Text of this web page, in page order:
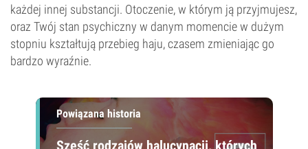
każdej innej substancji. Otoczenie, w którym ją przyjmujesz,
oraz Twój stan psychiczny w danym momencie w dużym
stopniu kształtują przebieg haju, czasem zmieniając go
bardzo wyraźnie.
Powiązana historia
Sześć rodzajów halucynacji, których